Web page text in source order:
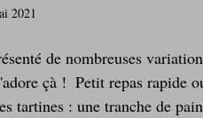
Coquillages et crustacés
sur l'herbe Desserts - glaces
2021
de nombreuses
çà !  Petit repas rapide
tartines : une tranche de